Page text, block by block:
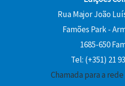
Rua Major João
Famões Park -
1685-650
Tel: (+351) 21
Chamada para a